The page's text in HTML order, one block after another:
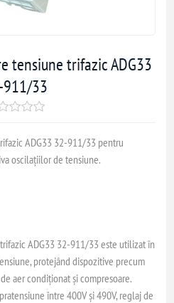
tensiune trifazic ADG33
33
ADG33 32-911/33 pentru
oscilațiilor de tensiune.
ADG33 32-911/33 este utilizat în
protejând dispozitive precum
aer condiționat și compresoare.
între 400V și 490V, reglaj de